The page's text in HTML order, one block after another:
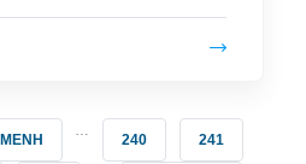
ΣΕΛΊΔΑ
… ΣΕΛΊΔΑ
240 ΣΕΛΊΔΑ
241